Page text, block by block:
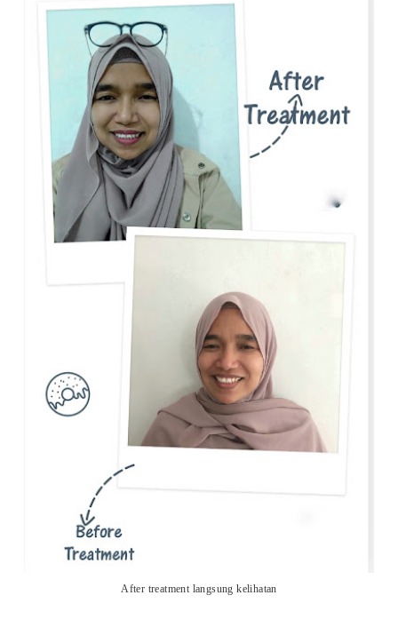
After treatment langsung kelihatan